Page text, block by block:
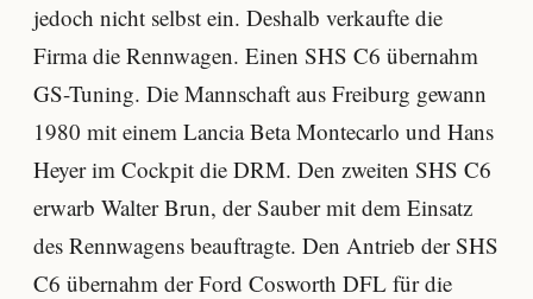
jedoch nicht selbst ein. Deshalb verkaufte die
Firma die Rennwagen. Einen SHS C6 übernahm
GS-Tuning. Die Mannschaft aus Freiburg gewann
1980 mit einem Lancia Beta Montecarlo und Hans
Heyer im Cockpit die DRM. Den zweiten SHS C6
erwarb Walter Brun, der Sauber mit dem Einsatz
des Rennwagens beauftragte. Den Antrieb der SHS
C6 übernahm der Ford Cosworth DFL für die